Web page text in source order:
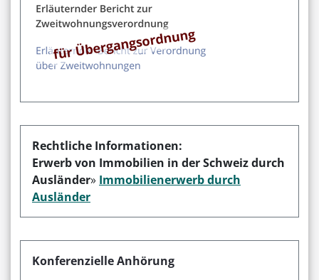
Rechtliche Informationen:
Erwerb von Immobilien in der Schweiz durch
Ausländer» Immobilienerwerb durch
Ausländer
Konferenzielle Anhörung